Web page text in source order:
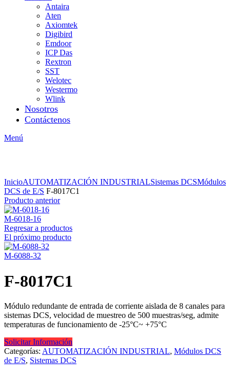
Antaira
Aten
Axiomtek
Digibird
Emdoor
ICP Das
Rextron
SST
Welotec
Westermo
Wlink
Nosotros
Contáctenos
Menú
InicioAUTOMATIZACIÓN INDUSTRIALSistemas DCSMódulos
DCS de E/S F-8017C1
Producto anterior
M-6018-16
Regresar a productos
El próximo producto
M-6088-32
F-8017C1
Módulo redundante de entrada de corriente aislada de 8 canales para
sistemas DCS, velocidad de muestreo de 500 muestras/seg, admite
temperaturas de funcionamiento de -25°C~ +75°C
Solicitar Información
Categorías: AUTOMATIZACIÓN INDUSTRIAL, Módulos DCS
de E/S, Sistemas DCS